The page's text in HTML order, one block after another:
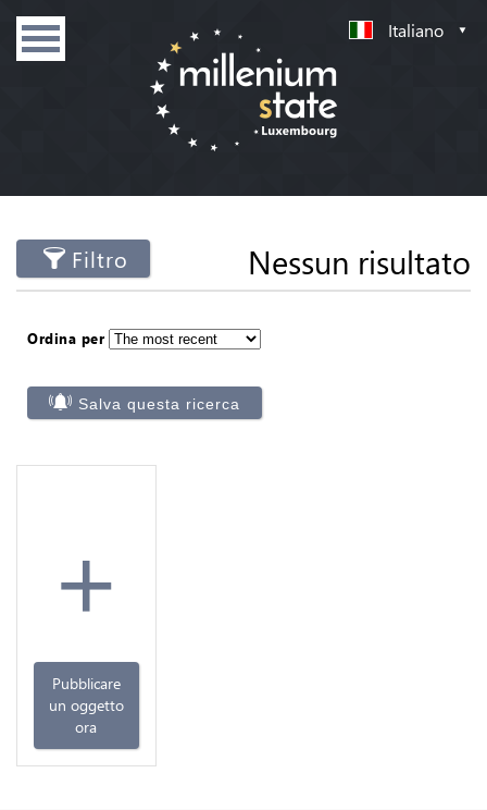
Italiano
Filtro Nessun risultato
Ordina per
Salva questa ricerca
+
Pubblicare
un oggetto
ora